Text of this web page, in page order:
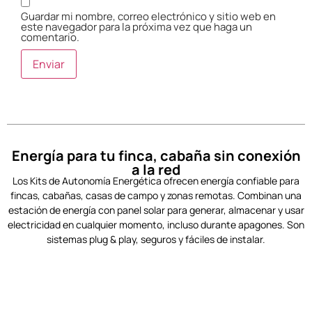
Guardar mi nombre, correo electrónico y sitio web en
este navegador para la próxima vez que haga un
comentario.
Energía para tu finca, cabaña sin conexión
a la red
Los Kits de Autonomía Energética ofrecen energía confiable para
fincas, cabañas, casas de campo y zonas remotas. Combinan una
estación de energía con panel solar para generar, almacenar y usar
electricidad en cualquier momento, incluso durante apagones. Son
sistemas plug & play, seguros y fáciles de instalar.